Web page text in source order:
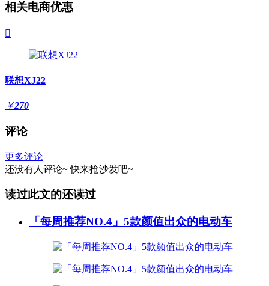
相关电商优惠

联想XJ22
￥270
评论
更多评论
还没有人评论~ 快来抢沙发吧~
读过此文的还读过
「每周推荐NO.4」5款颜值出众的电动车